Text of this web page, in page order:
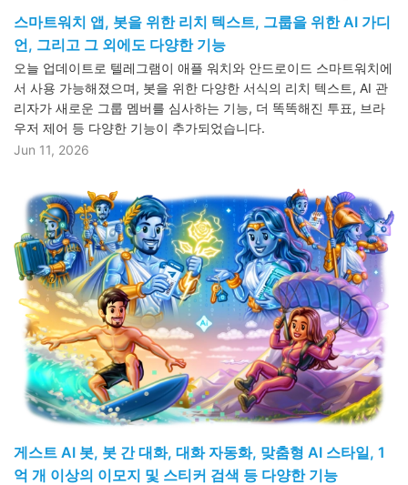
스마트워치 앱, 봇을 위한 리치 텍스트, 그룹을 위한 AI 가디
언, 그리고 그 외에도 다양한 기능
오늘 업데이트로 텔레그램이 애플 워치와 안드로이드 스마트워치에
서 사용 가능해졌으며, 봇을 위한 다양한 서식의 리치 텍스트, AI 관
리자가 새로운 그룹 멤버를 심사하는 기능, 더 똑똑해진 투표, 브라
우저 제어 등 다양한 기능이 추가되었습니다.
Jun 11, 2026
게스트 AI 봇, 봇 간 대화, 대화 자동화, 맞춤형 AI 스타일, 1
억 개 이상의 이모지 및 스티커 검색 등 다양한 기능